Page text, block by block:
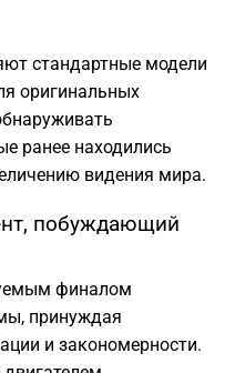
стандартные модели
оригинальных
ранее находились
видения мира.
побуждающий
финалом
принуждая
и закономерности.